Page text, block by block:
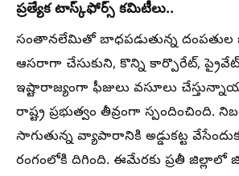
ప్రత్యేక టాస్క్‌ఫోర్స్ కమిటీలు..
సంతానలేమితో బాధపడుతున్న దంపతుల
ఆసరాగా చేసుకుని, కొన్ని కార్పొరేట్, ప్రైవేట్
ఇష్టారాజ్యంగా ఫీజులు వసూలు
రాష్ట్ర ప్రభుత్వం తీవ్రంగా స్పందించింది.
సాగుతున్న వ్యాపారానికి అడ్డుకట్ట
రంగంలోకి దిగింది. ఈమేరకు ప్రతీ జిల్లాలో